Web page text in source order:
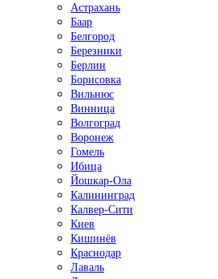
Астрахань
Баар
Белгород
Березники
Берлин
Борисовка
Вильнюс
Винница
Волгоград
Воронеж
Гомель
Ибица
Йошкар-Ола
Калининград
Калвер-Сити
Киев
Кишинёв
Краснодар
Лаваль